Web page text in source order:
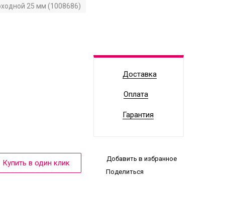
25 мм (1008686)
Доставка
Оплата
Гарантия
Добавить в избранное
Поделиться